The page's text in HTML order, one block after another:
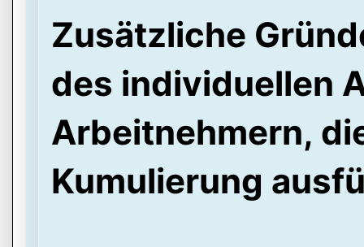
Zusätzliche
des individuellen
Arbeitnehmern,
Kumulierung